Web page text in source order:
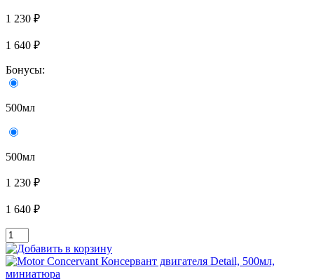
1 230 ₽
1 640 ₽
Бонусы:
500мл
500мл
1 230 ₽
1 640 ₽